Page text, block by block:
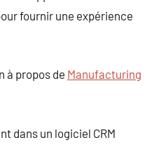
fournir une expérience
à propos de Manufacturing
dans un logiciel CRM